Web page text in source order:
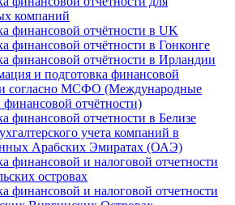
компаний
финансовой отчётности в UK
финансовой отчётности в Гонконге
финансовой отчётности в Ирландии
и подготовка финансовой
согласно МСФО (Международные
финансовой отчётности)
финансовой отчетности в Белизе
учета компаний в
Арабских Эмиратах (ОАЭ)
финансовой и налоговой отчетности
островах
финансовой и налоговой отчетности